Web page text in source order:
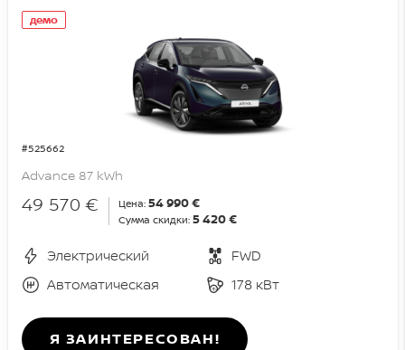
демо
#525662
Advance 87 kWh
49 570 € Цена: 54 990 €
Сумма скидки: 5 420 €
Электрический
FWD
Автоматическая
178 кВт
Я ЗАИНТЕРЕСОВАН!